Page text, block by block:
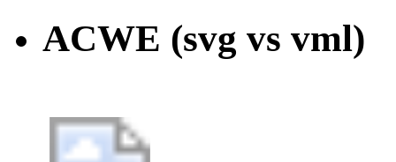
ACWE (svg vs vml)